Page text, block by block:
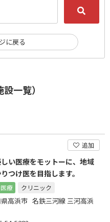
一覧）
追加
い医療をモットーに、地域
つけ医を目指します。
療 クリニック
高浜市 名鉄三河線 三河高浜
に戻る